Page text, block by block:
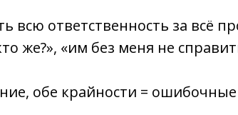
всю ответственность за всё
же?», «им без меня не
обе крайности = ошибочные